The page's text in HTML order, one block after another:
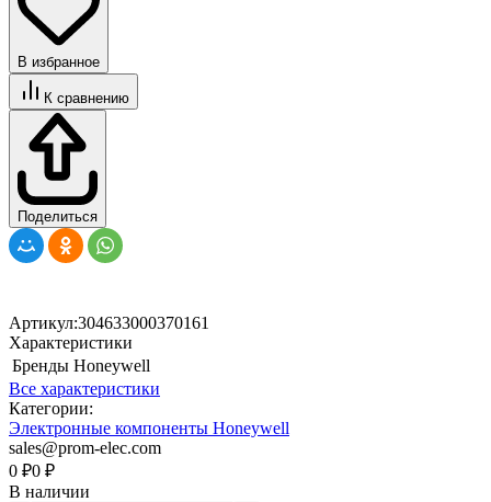
В избранное
К сравнению
Поделиться
Артикул:304633000370161
Характеристики
Бренды Honeywell
Все характеристики
Категории:
Электронные компоненты Honeywell
sales@prom-elec.com
0 ₽0 ₽
В наличии